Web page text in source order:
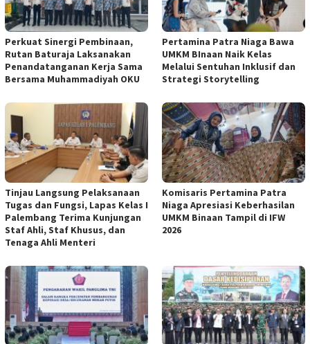
Perkuat Sinergi Pembinaan,
Rutan Baturaja Laksanakan
Penandatanganan Kerja Sama
Bersama Muhammadiyah OKU
Pertamina Patra Niaga Bawa
UMKM BInaan Naik Kelas
Melalui Sentuhan Inklusif dan
Strategi Storytelling
Tinjau Langsung Pelaksanaan
Tugas dan Fungsi, Lapas Kelas I
Palembang Terima Kunjungan
Staf Ahli, Staf Khusus, dan
Tenaga Ahli Menteri
Komisaris Pertamina Patra
Niaga Apresiasi Keberhasilan
UMKM Binaan Tampil di IFW
2026